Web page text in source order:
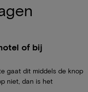
of bij
gaat dit middels de knop
niet, dan is het